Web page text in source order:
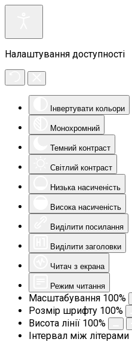
Налаштування доступності
Інвертувати кольори
Монохромний
Темний контраст
Світлий контраст
Низька насиченість
Висока насиченість
Виділити посилання
Виділити заголовки
Читач з екрана
Режим читання
Масштабування 100%
Розмір шрифту 100%
Висота лінії 100%
Інтервал між літерами